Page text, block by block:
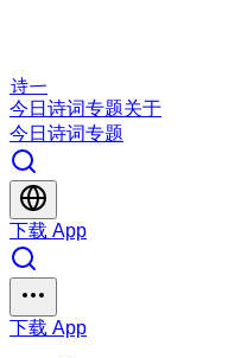
诗一
今日 诗词专题关于
今日 诗词专题
下载 App
下载 App